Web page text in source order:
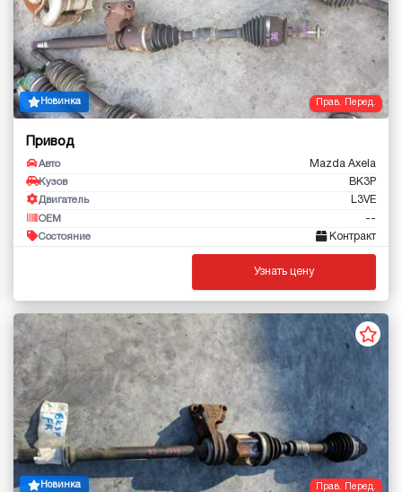
Прав. Перед.
Новинка
Привод
Авто Mazda Axela
Кузов BK3P
Двигатель L3VE
OEM --
Состояние Контракт
Узнать цену
Прав. Перед.
Новинка